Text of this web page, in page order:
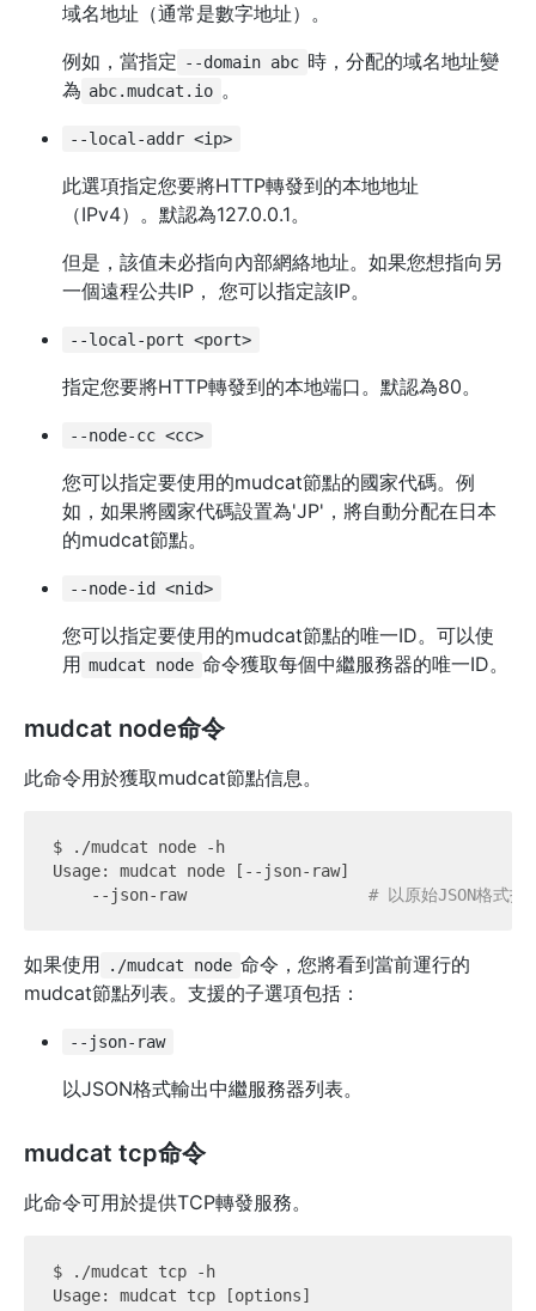
域名地址（通常是數字地址）。
例如，當指定 --domain abc 時，分配的域名地址變
為 abc.mudcat.io 。
--local-addr <ip>
此選項指定您要將HTTP轉發到的本地地址
（IPv4）。默認為127.0.0.1。
但是，該值未必指向內部網絡地址。如果您想指向另
一個遠程公共IP， 您可以指定該IP。
--local-port <port>
指定您要將HTTP轉發到的本地端口。默認為80。
--node-cc <cc>
您可以指定要使用的mudcat節點的國家代碼。例
如，如果將國家代碼設置為'JP'，將自動分配在日本
的mudcat節點。
--node-id <nid>
您可以指定要使用的mudcat節點的唯一ID。可以使
用 mudcat node 命令獲取每個中繼服務器的唯一ID。
mudcat node命令
此命令用於獲取mudcat節點信息。
$ ./mudcat node -h
Usage: mudcat node [--json-raw]
    --json-raw
# 以原始JSON格式打
如果使用 ./mudcat node 命令，您將看到當前運行的
mudcat節點列表。支援的子選項包括：
--json-raw
以JSON格式輸出中繼服務器列表。
mudcat tcp命令
此命令可用於提供TCP轉發服務。
$ ./mudcat tcp -h
Usage: mudcat tcp [options]